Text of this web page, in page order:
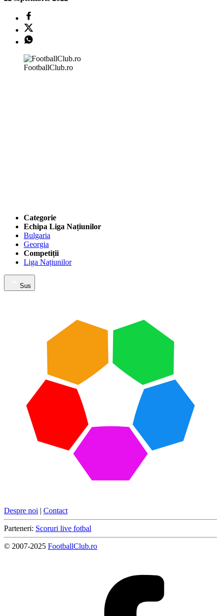
FootballClub.ro
Categorie
Echipa Liga Națiunilor
Bulgaria
Georgia
Competiții
Liga Națiunilor
Sus
Despre noi | Contact
Parteneri: Scoruri live fotbal
© 2007-2025 FootballClub.ro